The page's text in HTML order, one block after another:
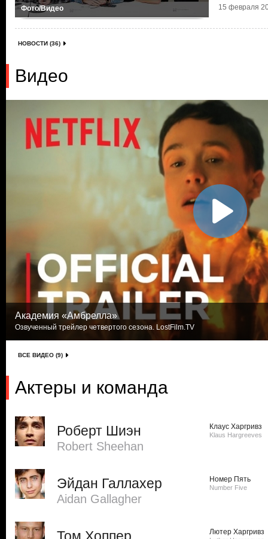
Фото/Видео 15 февраля
НОВОСТИ (36)
Видео
Академия «Амбрелла»
Озвученный трейлер четвертого сезона. LostFilm.TV
ВСЕ ВИДЕО (9)
Актеры и команда
Роберт Шиэн
Robert Sheehan
Клаус Харгривз
Klaus Hargreeves
Эйдан Галлахер
Aidan Gallagher
Номер Пять
Number Five
Лютер Харгривз